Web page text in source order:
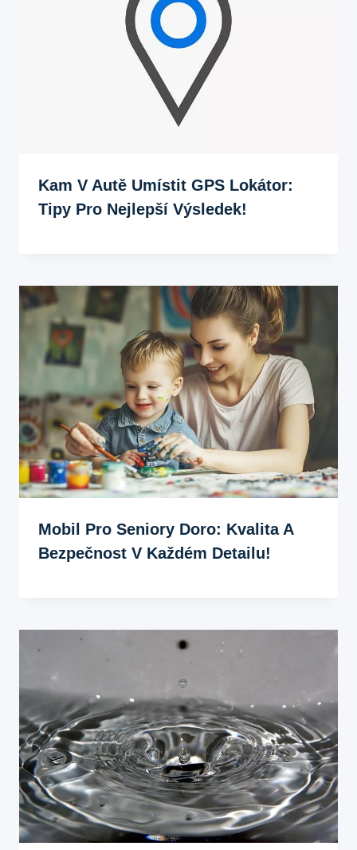
Kam V Autě Umístit GPS Lokátor:
Tipy Pro Nejlepší Výsledek!
Mobil Pro Seniory Doro: Kvalita A
Bezpečnost V Každém Detailu!